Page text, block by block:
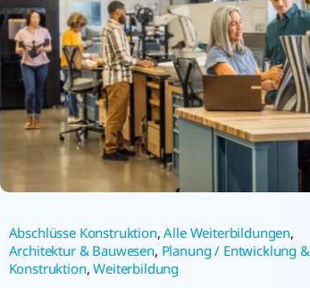
Abschlüsse Konstruktion,Alle Weiterbildungen,
Architektur & Bauwesen, Planung / Entwicklung &
Konstruktion,Weiterbildung